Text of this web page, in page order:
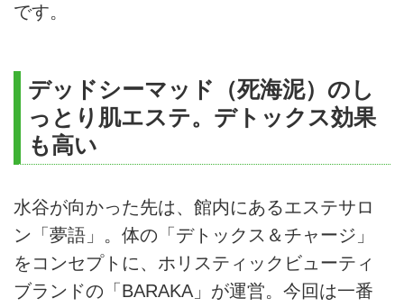
です。
デッドシーマッド（死海泥）のし
っとり肌エステ。デトックス効果
も高い
水谷が向かった先は、館内にあるエステサロ
ン「夢語」。体の「デトックス＆チャージ」
をコンセプトに、ホリスティックビューティ
ブランドの「BARAKA」が運営。今回は一番